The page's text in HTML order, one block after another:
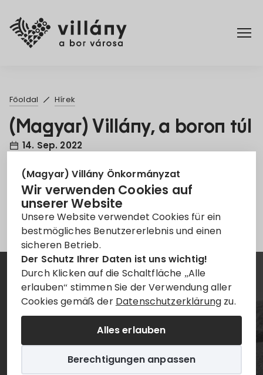
(Magyar) Villány Önkormányzat
Wir verwenden Cookies auf
unserer Website
Unsere Website verwendet Cookies für ein
bestmögliches Benutzererlebnis und einen
sicheren Betrieb.
Der Schutz Ihrer Daten ist uns wichtig!
Durch Klicken auf die Schaltfläche „Alle
erlauben“ stimmen Sie der Verwendung aller
Cookies gemäß der Datenschutzerklärung zu.
Alles erlauben
Berechtigungen anpassen
Rendelettár
Turizmus
Főoldal Hírek
(Magyar) Villány, a boron túl
14. Sep. 2022
Pályázat Termékek Villány
Leider ist der Eintrag nur auf
Hírlevél
Értesüljön elsőként a legfrissebb villányi
infókról!